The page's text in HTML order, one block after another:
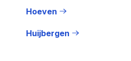
Hoeven
Huijbergen